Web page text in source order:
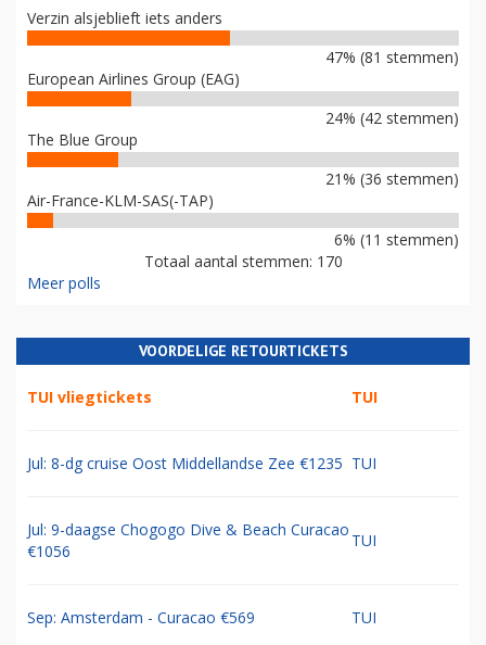
Verzin alsjeblieft iets anders
47% (81 stemmen)
European Airlines Group (EAG)
24% (42 stemmen)
The Blue Group
21% (36 stemmen)
Air-France-KLM-SAS(-TAP)
6% (11 stemmen)
Totaal aantal stemmen: 170
Meer polls
VOORDELIGE RETOURTICKETS
TUI vliegtickets TUI
Jul: 8-dg cruise Oost Middellandse Zee €1235 TUI
Jul: 9-daagse Chogogo Dive & Beach Curacao
€1056
TUI
Sep: Amsterdam - Curacao €569 TUI